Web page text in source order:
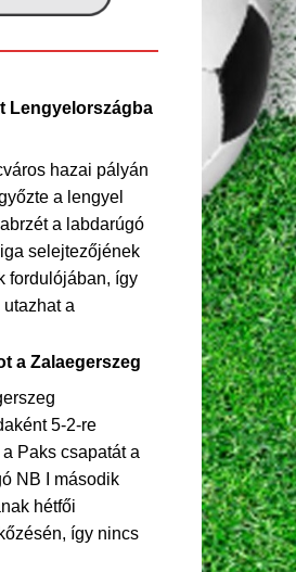
Lengyelországba
hazai pályán
a lengyel
a labdarúgó
selejtezőjének
fordulójában, így
a
a Zalaegerszeg
5-2-re
a Paks csapatát a
NB I második
hétfői
így nincs